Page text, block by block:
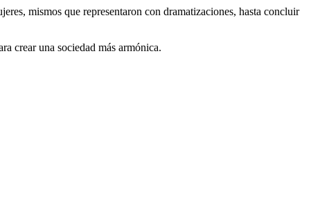
mismos que representaron con dramatizaciones, hasta concluir
crear una sociedad más armónica.